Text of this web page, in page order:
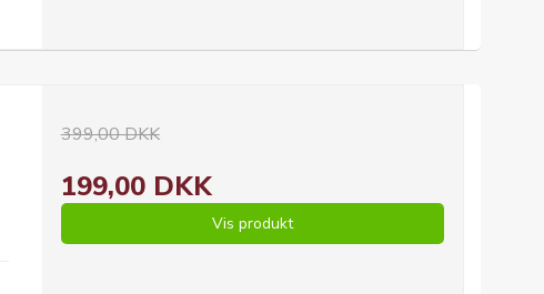
399,00 DKK
199,00 DKK
Vis produkt